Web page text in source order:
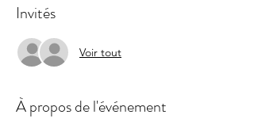
Invités
Voir tout
À propos de l'événement